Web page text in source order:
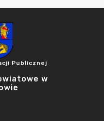
Publicznej
w